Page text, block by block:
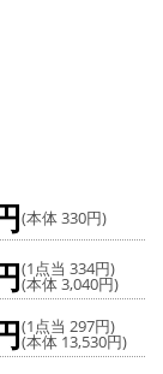
(本体 330円)
(1点当 334円)
(本体 3,040円)
(1点当 297円)
(本体 13,530円)